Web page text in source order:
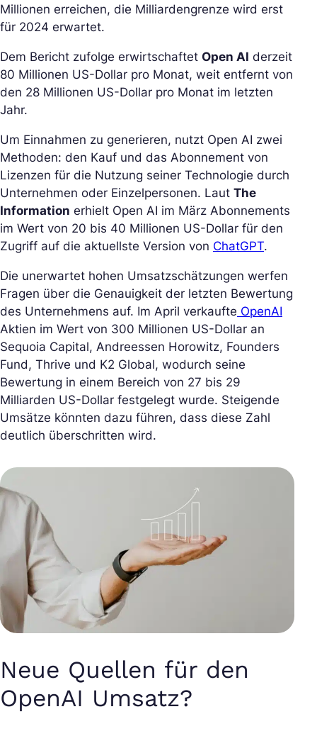
Millionen erreichen, die Milliardengrenze wird erst
für 2024 erwartet.
Dem Bericht zufolge erwirtschaftet Open AI derzeit
80 Millionen US-Dollar pro Monat, weit entfernt von
den 28 Millionen US-Dollar pro Monat im letzten
Jahr.
Um Einnahmen zu generieren, nutzt Open AI zwei
Methoden: den Kauf und das Abonnement von
Lizenzen für die Nutzung seiner Technologie durch
Unternehmen oder Einzelpersonen. Laut The
Information erhielt Open AI im März Abonnements
im Wert von 20 bis 40 Millionen US-Dollar für den
Zugriff auf die aktuellste Version von ChatGPT.
Die unerwartet hohen Umsatzschätzungen werfen
Fragen über die Genauigkeit der letzten Bewertung
des Unternehmens auf. Im April verkaufte OpenAI
Aktien im Wert von 300 Millionen US-Dollar an
Sequoia Capital, Andreessen Horowitz, Founders
Fund, Thrive und K2 Global, wodurch seine
Bewertung in einem Bereich von 27 bis 29
Milliarden US-Dollar festgelegt wurde. Steigende
Umsätze könnten dazu führen, dass diese Zahl
deutlich überschritten wird.
Neue Quellen für den
OpenAI Umsatz?